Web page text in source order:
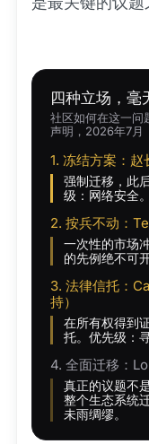
四种立场，毫
社区如何在这一问
声明，2026年7月
1. 冻结方案：
强制迁移，此
级：网络安全。
2. 按兵不动：
一次性的市场
的先例绝不可
3. 法律信托：
持）
在所有权得到
托。优先级：
4. 全面迁移：
真正的议题不
整个生态系统
未雨绸缪。